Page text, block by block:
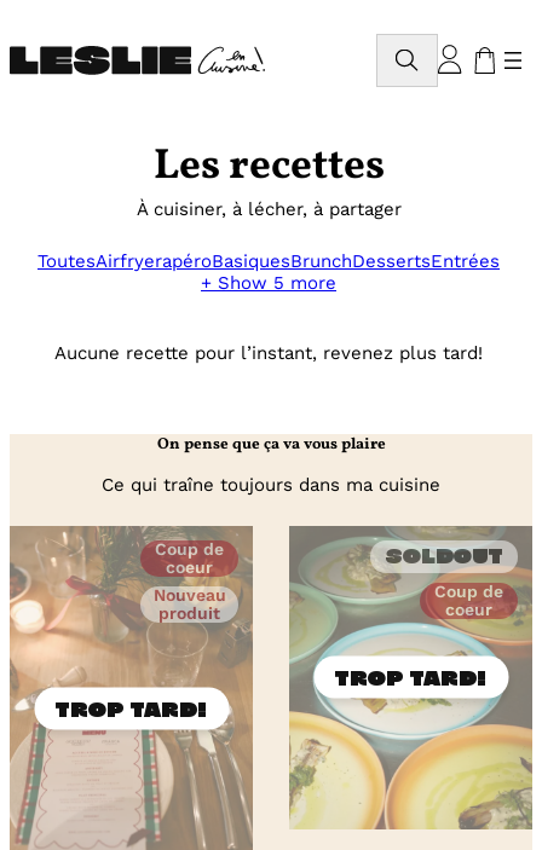
au
contenu
Rechercher
Les recettes
À cuisiner, à lécher, à partager
ToutesAirfryerapéroBasiquesBrunchDessertsEntrées
+ Show 5 more
Aucune recette pour l’instant, revenez plus tard!
On pense que ça va vous plaire
Ce qui traîne toujours dans ma cuisine
Coup de
coeur
Nouveau
produit
Soldout
Coup de
coeur